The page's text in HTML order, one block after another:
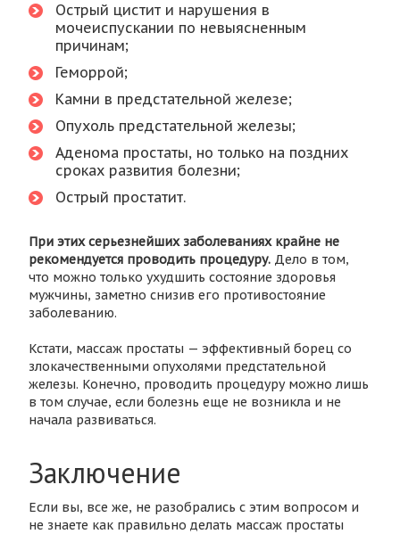
Острый цистит и нарушения в
мочеиспускании по невыясненным
причинам;
Геморрой;
Камни в предстательной железе;
Опухоль предстательной железы;
Аденома простаты, но только на поздних
сроках развития болезни;
Острый простатит.
При этих серьезнейших заболеваниях крайне не
рекомендуется проводить процедуру. Дело в том,
что можно только ухудшить состояние здоровья
мужчины, заметно снизив его противостояние
заболеванию.
Кстати, массаж простаты — эффективный борец со
злокачественными опухолями предстательной
железы. Конечно, проводить процедуру можно лишь
в том случае, если болезнь еще не возникла и не
начала развиваться.
Заключение
Если вы, все же, не разобрались с этим вопросом и
не знаете как правильно делать массаж простаты